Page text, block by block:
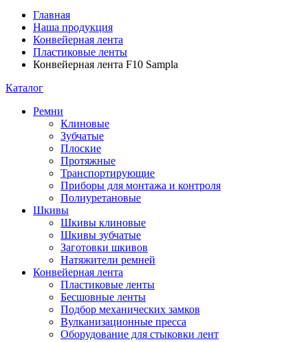
Главная
Наша продукция
Конвейерная лента
Пластиковые ленты
Конвейерная лента F10 Sampla
Каталог
Ремни
Клиновые
Зубчатые
Плоские
Протяжные
Транспортирующие
Приборы для монтажа и контроля
Полиуретановые
Шкивы
Шкивы клиновые
Шкивы зубчатые
Заготовки шкивов
Натяжители ремней
Конвейерная лента
Пластиковые ленты
Бесшовные ленты
Подбор механических замков
Вулканизационные пресса
Оборудование для стыковки лент